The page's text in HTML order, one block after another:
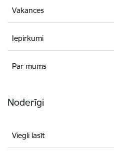
Vakances
Iepirkumi
Par mums
Noderīgi
Viegli lasīt